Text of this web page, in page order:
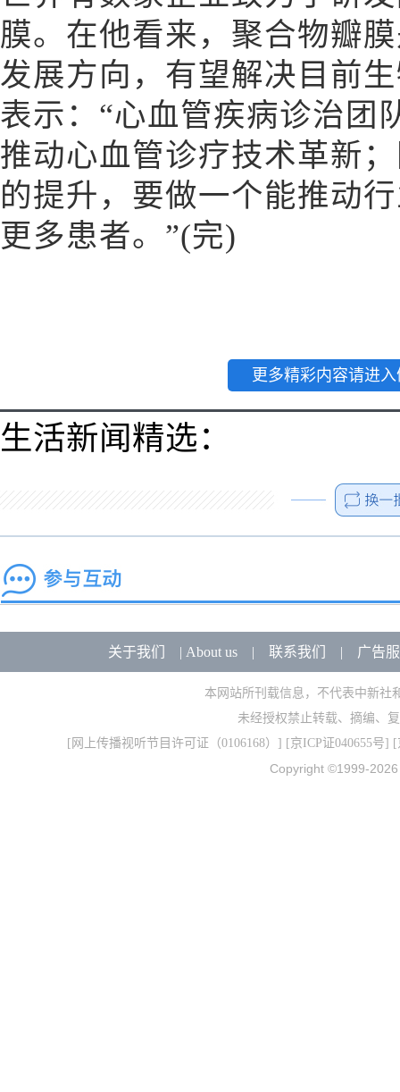
膜。在他看来，聚合物瓣
发展方向，有望解决目前
表示：“心血管疾病诊治团
推动心血管诊疗技术革新
的提升，要做一个能推动
更多患者。”(完)
更多精彩内容请进
生活新闻精选：
关于我们 | About us| 联系我们 | 广告
本网站所刊载信息，不代表中新社
未经授权禁止转载、摘编、
[ 网上传播视听节目许可证（0106168） ] [京ICP证040655号] [
Copyright ©1999-